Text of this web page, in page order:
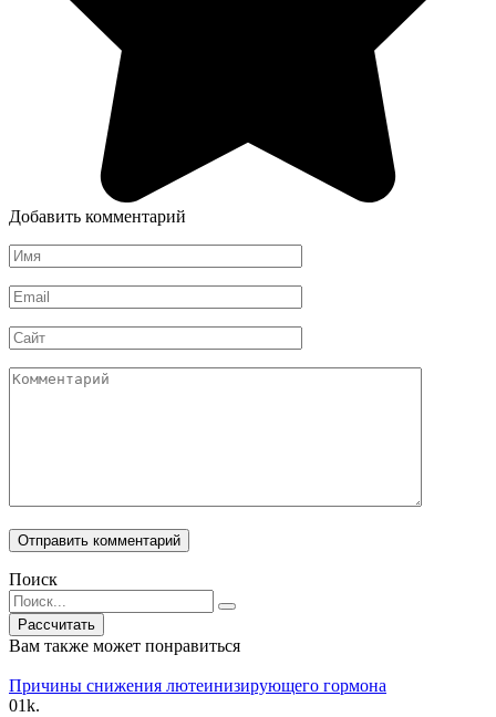
Добавить комментарий
Имя
*
Email
*
Сайт
Комментарий
Поиск
Search
for:
Вам также может понравиться
Причины снижения лютеинизирующего гормона
01k.